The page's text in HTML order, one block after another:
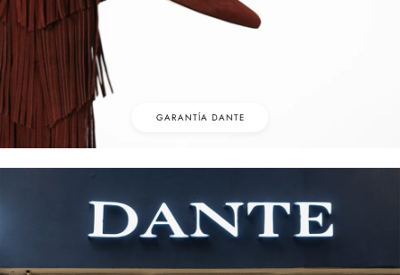
GARANTÍA DANTE